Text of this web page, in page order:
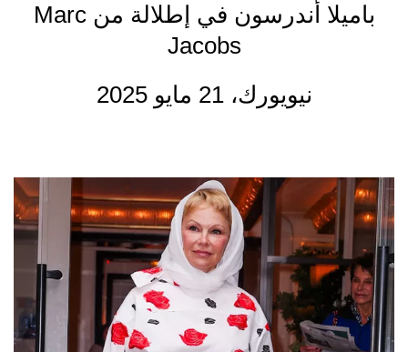
باميلا أندرسون في إطلالة من Marc
Jacobs
نيويورك، 21 مايو 2025